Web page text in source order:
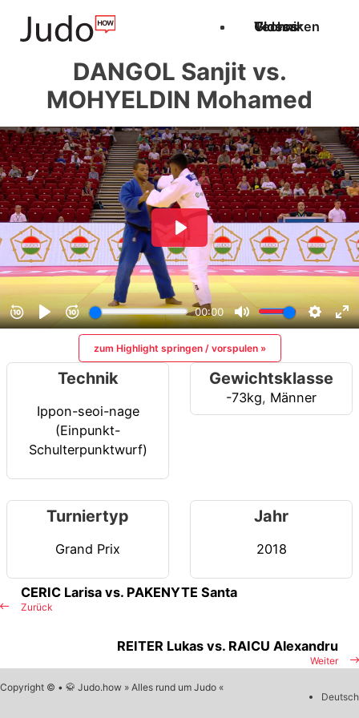
Techniken
Videos
Glossar
DANGOL Sanjit vs.
MOHYELDIN Mohamed
zum Highlight springen / vorspulen »
Technik
Ippon-seoi-nage
(Einpunkt-
Schulterpunktwurf)
Gewichtsklasse
-73kg, Männer
Turniertyp
Grand Prix
Jahr
2018
Zurück
CERIC Larisa vs. PAKENYTE Santa
Weiter
REITER Lukas vs. RAICU Alexandru
Copyright © • 🥋 Judo.how » Alles rund um Judo «
Deutsch